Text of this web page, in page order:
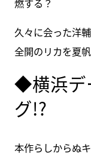
燃する？
久々に会った洋
全開のリカを夏
◆横浜デ
グ!?
本作らしからぬ